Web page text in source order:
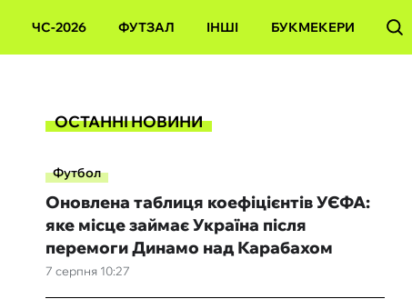
ЧС-2026 ФУТЗАЛ ІНШІ БУКМЕКЕРИ
ОСТАННІ НОВИНИ
Футбол
7 серпня 10:27
Оновлена таблиця коефіцієнтів УЄФА:
яке місце займає Україна після
перемоги Динамо над Карабахом